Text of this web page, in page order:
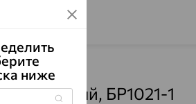
декоративные
красный, БР1021-1
ниже